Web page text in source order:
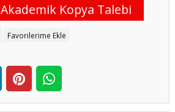
Akademik Kopya Talebi
Favorilerime Ekle